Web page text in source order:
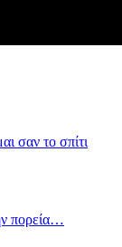
σαν το σπίτι
πορεία…